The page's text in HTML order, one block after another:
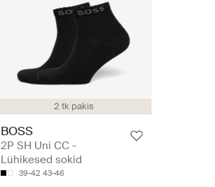
2 tk pakis
BOSS
2P SH Uni CC -
Lühikesed sokid
39-42 43-46